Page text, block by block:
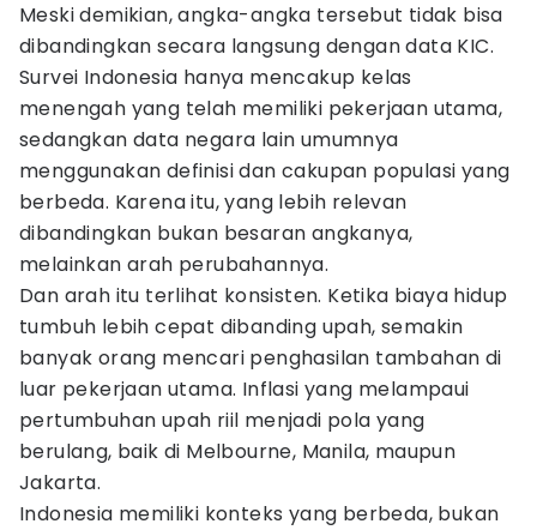
Meski demikian, angka-angka tersebut tidak bisa
dibandingkan secara langsung dengan data KIC.
Survei Indonesia hanya mencakup kelas
menengah yang telah memiliki pekerjaan utama,
sedangkan data negara lain umumnya
menggunakan definisi dan cakupan populasi yang
berbeda. Karena itu, yang lebih relevan
dibandingkan bukan besaran angkanya,
melainkan arah perubahannya.
Dan arah itu terlihat konsisten. Ketika biaya hidup
tumbuh lebih cepat dibanding upah, semakin
banyak orang mencari penghasilan tambahan di
luar pekerjaan utama. Inflasi yang melampaui
pertumbuhan upah riil menjadi pola yang
berulang, baik di Melbourne, Manila, maupun
Jakarta.
Indonesia memiliki konteks yang berbeda, bukan